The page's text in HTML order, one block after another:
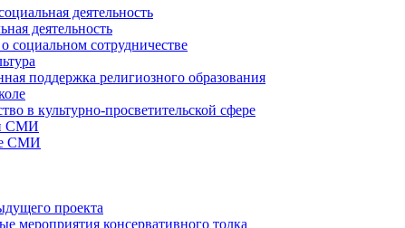
деятельность
деятельность
социальном сотрудничестве
поддержка религиозного образования
в культурно-просветительской сфере
СМИ
СМИ
проекта
мероприятия консервативного толка